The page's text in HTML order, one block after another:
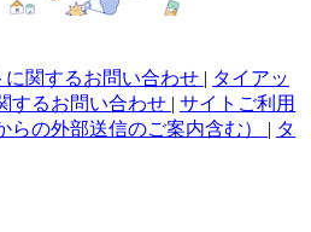
に関するお問い合わせ | タイアッ
するお問い合わせ | サイトご利用
らの外部送信のご案内含む） | タ